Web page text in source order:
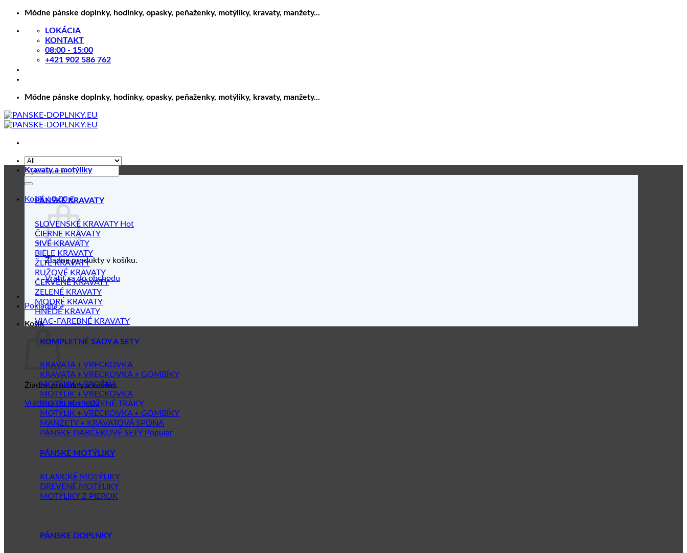
Skip
content
Módne pánske doplnky, hodinky, opasky, peňaženky, motýliky, kravaty, manžety...
LOKÁCIA
KONTAKT
08:00 - 15:00
+421 902 586 762
Módne pánske doplnky, hodinky, opasky, peňaženky, motýliky, kravaty, manžety...
Hľadať:
Košík /0.00€
Žiadne produkty v košíku.
Vrátiť sa do obchodu
Pokladňa +
Košík
Žiadne produkty v košíku.
Vrátiť sa do obchodu
Kravaty a motýliky
PÁNSKE KRAVATY
SLOVENSKÉ KRAVATY
ČIERNE KRAVATY
SIVÉ KRAVATY
BIELE KRAVATY
ŽLTÉ KRAVATY
RUŽOVÉ KRAVATY
ČERVENÉ KRAVATY
ZELENÉ KRAVATY
MODRÉ KRAVATY
HNEDÉ KRAVATY
VIAC-FAREBNÉ KRAVATY
KOMPLETNÉ SADY A SETY
KRAVATA + VRECKOVKA
KRAVATA + VRECKOVKA + GOMBÍKY
MOTÝLIK + BROŠŇA
MOTÝLIK + VRECKOVKA
MOTÝLIK + KOŽENÉ TRAKY
MOTÝLIK + VRECKOVKA + GOMBÍKY
MANŽETY + KRAVATOVÁ SPONA
PÁNSKE DARČEKOVÉ SETY
PÁNSKE MOTÝLIKY
KLASICKÉ MOTÝLIKY
DREVENÉ MOTÝLIKY
MOTÝLIKY Z PIEROK
PÁNSKE DOPLNKY